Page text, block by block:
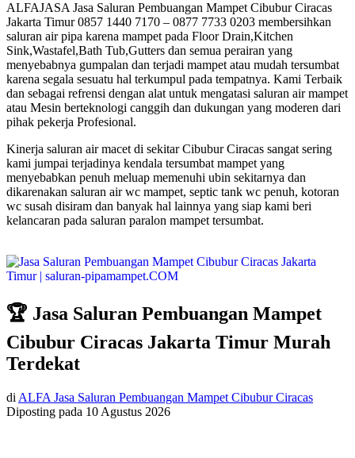
ALFAJASA Jasa Saluran Pembuangan Mampet Cibubur Ciracas
Jakarta Timur 0857 1440 7170 – 0877 7733 0203 membersihkan
saluran air pipa karena mampet pada Floor Drain,Kitchen
Sink,Wastafel,Bath Tub,Gutters dan semua perairan yang
menyebabnya gumpalan dan terjadi mampet atau mudah tersumbat
karena segala sesuatu hal terkumpul pada tempatnya. Kami Terbaik
dan sebagai refrensi dengan alat untuk mengatasi saluran air mampet
atau Mesin berteknologi canggih dan dukungan yang moderen dari
pihak pekerja Profesional.
Kinerja saluran air macet di sekitar Cibubur Ciracas sangat sering
kami jumpai terjadinya kendala tersumbat mampet yang
menyebabkan penuh meluap memenuhi ubin sekitarnya dan
dikarenakan saluran air wc mampet, septic tank wc penuh, kotoran
wc susah disiram dan banyak hal lainnya yang siap kami beri
kelancaran pada saluran paralon mampet tersumbat.
🏆 Jasa Saluran Pembuangan Mampet
Cibubur Ciracas Jakarta Timur Murah
Terdekat
di ALFA Jasa Saluran Pembuangan Mampet Cibubur Ciracas
Diposting pada 10 Agustus 2026